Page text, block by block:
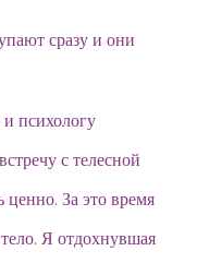
сразу и они
психологу
с телесной
ценно. За это время
Я отдохнувшая